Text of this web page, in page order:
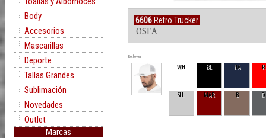
Body
Accesorios
Mascarillas
Deporte
Tallas Grandes
Sublimación
Novedades
Outlet
Marcas
6606 Retro Trucker
OSFA
Rollover
WH BL NA
SIL MAR B